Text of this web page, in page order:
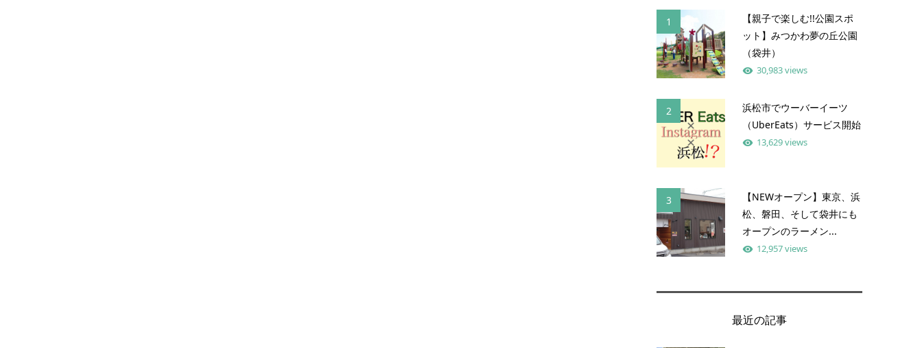
1
【親子で楽しむ!!公園スポ
ット】みつかわ夢の丘公園
（袋井）
30,983 views
2
浜松市でウーバーイーツ
（UberEats）サービス開始
13,629 views
3
【NEWオープン】東京、浜
松、磐田、そして袋井にも
オープンのラーメン...
12,957 views
最近の記事